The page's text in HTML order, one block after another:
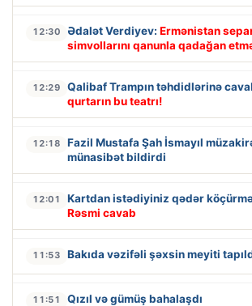
12:30 Ədalət Verdiyev: Ermənistan
simvollarını qanunla qadağan
12:29
Qalibaf Trampın təhdidlərinə
qurtarın bu teatrı!
12:18
Fazil Mustafa Şah İsmayıl
münasibət bildirdi
12:01 Kartdan istədiyiniz qədər
Rəsmi cavab
11:53 Bakıda vəzifəli şəxsin meyiti
11:51 Qızıl və gümüş bahalaşdı